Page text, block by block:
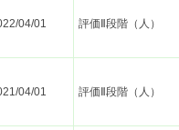
04/01 評価Ⅱ段階（人）
04/01 評価Ⅱ段階（人）